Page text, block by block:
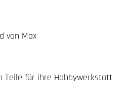
von Max
Teile für ihre Hobbywerkstatt